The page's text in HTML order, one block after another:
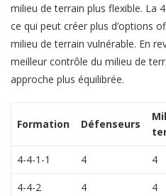
milieu de terrain plus flexible. La
ce qui peut créer plus d’options
milieu de terrain vulnérable. En
meilleur contrôle du milieu de
approche plus équilibrée.
Formation Défenseurs
4-4-1-1 4 4
4-4-2 4 4